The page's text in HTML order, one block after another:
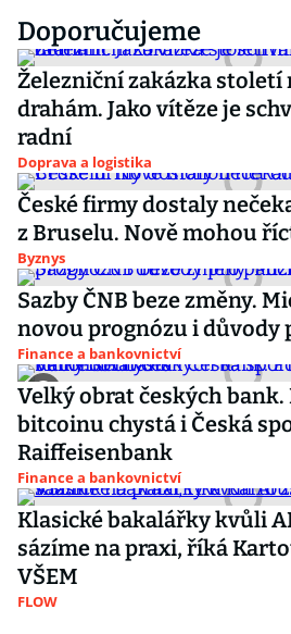
Doporučujeme
Železniční zakázka století
drahám. Jako vítěze je
radní
Doprava a logistika
České firmy dostaly
z Bruselu. Nově mohou
Byznys
Sazby ČNB beze změny.
novou prognózu i důvody
Finance a bankovnictví
Velký obrat českých bank.
bitcoinu chystá i Česká
Raiffeisenbank
Finance a bankovnictví
Klasické bakalářky kvůli
sázíme na praxi, říká
VŠEM
FLOW